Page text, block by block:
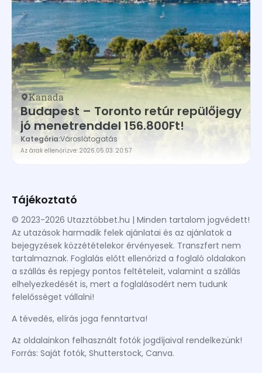
Kanada
Budapest – Toronto retúr repülőjegy
jó menetrenddel 156.800Ft!
Kategória:Városlátogatás
Az árak ellenőrizve: 2026.05.03. 20:57
Tájékoztató
© 2023-2026 Utazztöbbet.hu | Minden tartalom jogvédett!
Az utazások harmadik felek ajánlatai és az ajánlatok a
bejegyzések közzétételekor érvényesek. Transzfert nem
tartalmaznak. Foglalás előtt ellenőrizd a foglaló oldalakon
a szállás és repjegy pontos feltételeit, valamint a szállás
elhelyezkedését is, mert a foglalásodért nem tudunk
felelősséget vállalni!
A tévedés, elírás joga fenntartva!
Az oldalainkon felhasznált fotók jogdíjaival rendelkezünk!
Forrás: Saját fotók, Shutterstock, Canva.